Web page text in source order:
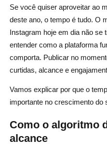
A melhor época para postar
finais de semana?
Como posso encontrar
Os diferentes tipos de
As ferramentas de
Se você quiser aproveitar ao
deste ano, o tempo é tudo. O
Instagram hoje em dia não se
entender como a plataforma
comporta. Publicar no
curtidas, alcance e
Vamos explicar por que o
importante no crescimento do
Como o algoritmo
alcance